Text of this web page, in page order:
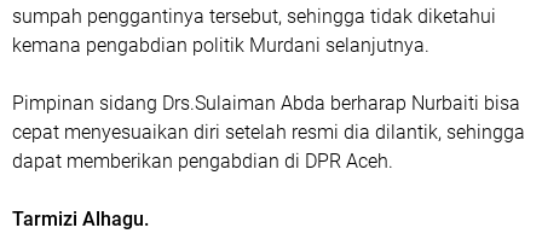
sumpah penggantinya tersebut, sehingga tidak diketahui
kemana pengabdian politik Murdani selanjutnya.
Pimpinan sidang Drs.Sulaiman Abda berharap Nurbaiti bisa
cepat menyesuaikan diri setelah resmi dia dilantik, sehingga
dapat memberikan pengabdian di DPR Aceh.
Tarmizi Alhagu.